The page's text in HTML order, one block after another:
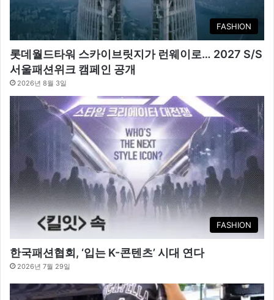
FASHION
롯데월드타워 스카이브릿지가 런웨이로… 2027 S/S
서울패션위크 캠페인 공개
2026년 8월 3일
FASHION
한국패션협회, ‘입는 K-콘텐츠’ 시대 연다
2026년 7월 29일